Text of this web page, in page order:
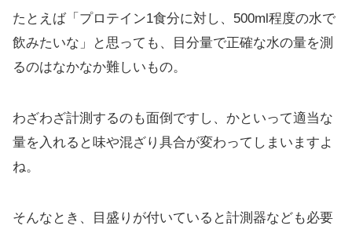
たとえば「プロテイン1食分に対し、500ml程度の水で
飲みたいな」と思っても、目分量で正確な水の量を測
るのはなかなか難しいもの。
わざわざ計測するのも面倒ですし、かといって適当な
量を入れると味や混ざり具合が変わってしまいますよ
ね。
そんなとき、目盛りが付いていると計測器なども必要